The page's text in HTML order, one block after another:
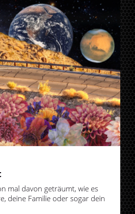
mal davon geträumt, wie es
deine Familie oder sogar dein